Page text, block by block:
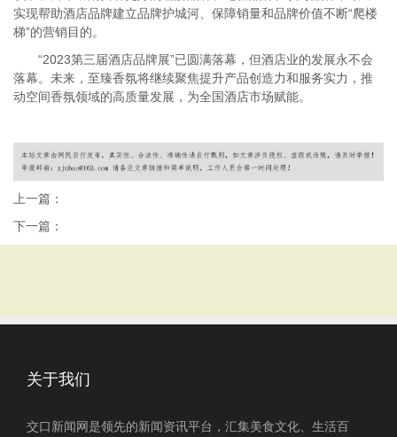
实现帮助酒店品牌建立品牌护城河、保障销量和品牌价值不断“爬楼
梯”的营销目的。
“2023第三届酒店品牌展”已圆满落幕，但酒店业的发展永不会
落幕。未来，至臻香氛将继续聚焦提升产品创造力和服务实力，推
动空间香氛领域的高质量发展，为全国酒店市场赋能。
上一篇：
下一篇：
关于我们
交口新闻网是领先的新闻资讯平台，汇集美食文化、生活百